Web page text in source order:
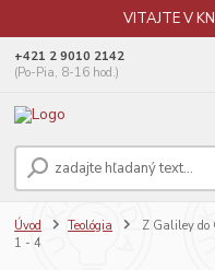
VITAJTE V
+421 2 9010 2142
(Po-Pia, 8-16 hod.)
Úvod Teológia
Z Galiley do
1 - 4